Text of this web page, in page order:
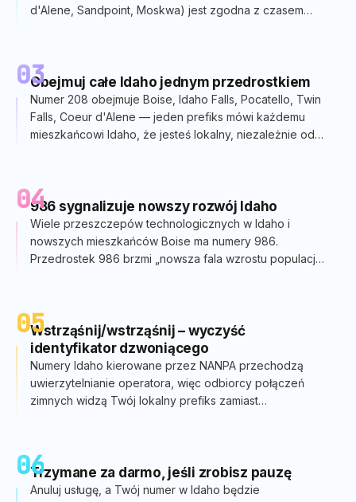
d'Alene, Sandpoint, Moskwa) jest zgodna z czasem
03Obejmuj całe Idaho jednym przedrostkiem
Numer 208 obejmuje Boise, Idaho Falls, Pocatello, Twin
Falls, Coeur d'Alene — jeden prefiks mówi każdemu
mieszkańcowi Idaho, że jesteś lokalny, niezależnie od
04986 sygnalizuje nowszy rozwój Idaho
Wiele przeszczepów technologicznych w Idaho i
nowszych mieszkańców Boise ma numery 986.
Przedrostek 986 brzmi „nowsza fala wzrostu populacji
05Wstrząśnij/wstrząśnij – wyczyść
identyfikator dzwoniącego
Numery Idaho kierowane przez NANPA przechodzą
uwierzytelnianie operatora, więc odbiorcy połączeń
zimnych widzą Twój lokalny prefiks zamiast
06Trzymane za darmo, jeśli zrobisz pauzę
Anuluj usługę, a Twój numer w Idaho będzie